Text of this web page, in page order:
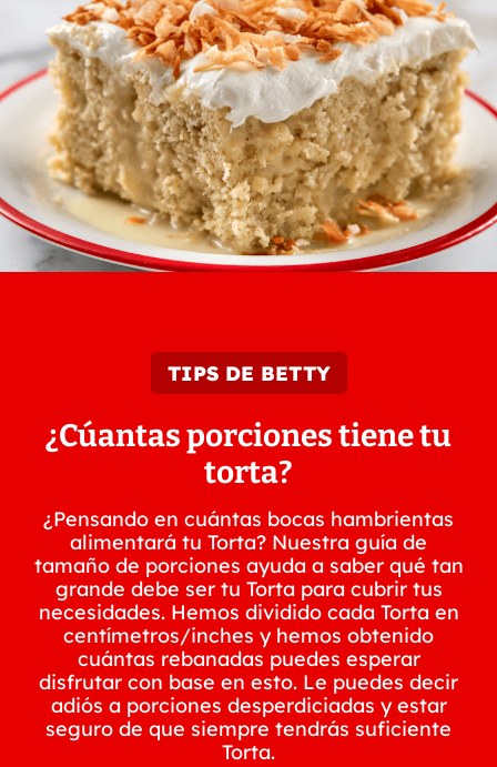
TIPS DE BETTY
¿Cúantas porciones tiene tu
torta?
¿Pensando en cuántas bocas hambrientas
alimentará tu Torta? Nuestra guía de
tamaño de porciones ayuda a saber qué tan
grande debe ser tu Torta para cubrir tus
necesidades. Hemos dividido cada Torta en
centímetros/inches y hemos obtenido
cuántas rebanadas puedes esperar
disfrutar con base en esto. Le puedes decir
adiós a porciones desperdiciadas y estar
seguro de que siempre tendrás suficiente
Torta.